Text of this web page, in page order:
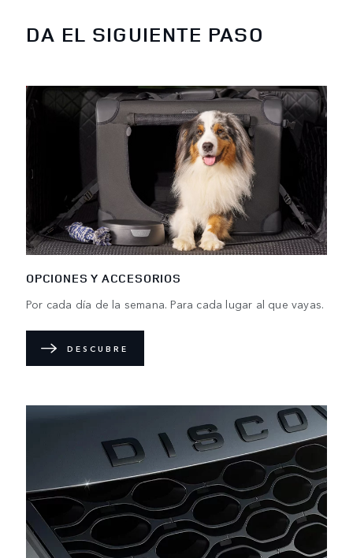
DA EL SIGUIENTE PASO
OPCIONES Y ACCESORIOS
Por cada día de la semana. Para cada lugar al que vayas.
DESCUBRE